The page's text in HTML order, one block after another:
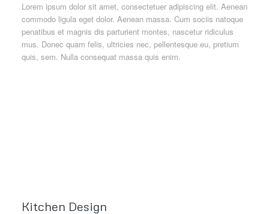
Lorem ipsum dolor sit amet, consectetuer adipiscing elit. Aenean
commodo ligula eget dolor. Aenean massa. Cum sociis natoque
penatibus et magnis dis parturient montes, nascetur ridiculus
mus. Donec quam felis, ultricies nec, pellentesque eu, pretium
quis, sem. Nulla consequat massa quis enim.
Kitchen Design